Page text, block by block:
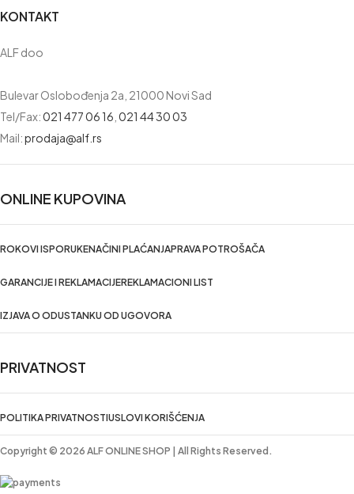
KONTAKT
ALF doo
Bulevar Oslobođenja 2a, 21000 Novi Sad
Tel/Fax:021 477 06 16 021 44 30 03
Mail:prodaja@alf.rs
ONLINE KUPOVINA
ROKOVI ISPORUKENAČINI PLAĆANJAPRAVA POTROŠAČA
GARANCIJE I REKLAMACIJEREKLAMACIONI LIST
IZJAVA O ODUSTANKU OD UGOVORA
PRIVATNOST
POLITIKA PRIVATNOSTIUSLOVI KORIŠĆENJA
Copyright © 2026 ALF ONLINE SHOP | All Rights Reserved.